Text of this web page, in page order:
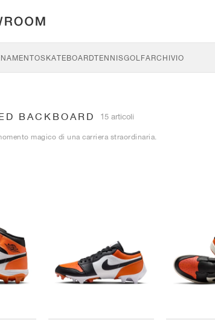
SKATEBOARDTENNISGOLFARCHIVIO
BACKBOARD 15 articoli
magico di una carriera straordinaria.